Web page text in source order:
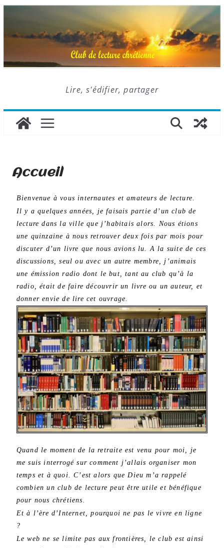
Lire, s'édifier, partager
Accueil
Bienvenue à vous internautes et amateurs de lecture.
Il y a quelques années, je faisais partie d’un club de
lecture dans la ville que j’habitais alors. Nous étions
une quinzaine à nous retrouver deux fois par mois pour
discuter d’un livre que nous avions lu. A la suite de ces
discussions, seul ou avec un autre membre, j’animais
une émission radio dont le but, tant au club qu’à la
radio, était de faire découvrir un livre ou un auteur, et
donner envie de lire cet ouvrage.
Quand le moment de la retraite est venu pour moi, je
me suis interrogé sur comment j’allais organiser mon
temps et à quoi. C’est alors que Dieu m’a rappelé
combien un club de lecture peut être utile et bénéfique
pour nous chrétiens.
Et à l’ère d’Internet, pourquoi ne pas le vivre en ligne
?
Le web ne se limite pas aux frontières, le club est ainsi